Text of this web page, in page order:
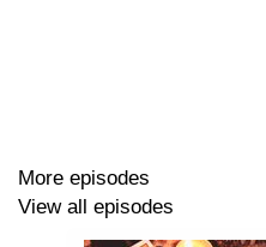
sur mon blog :
More episodes
View all episodes